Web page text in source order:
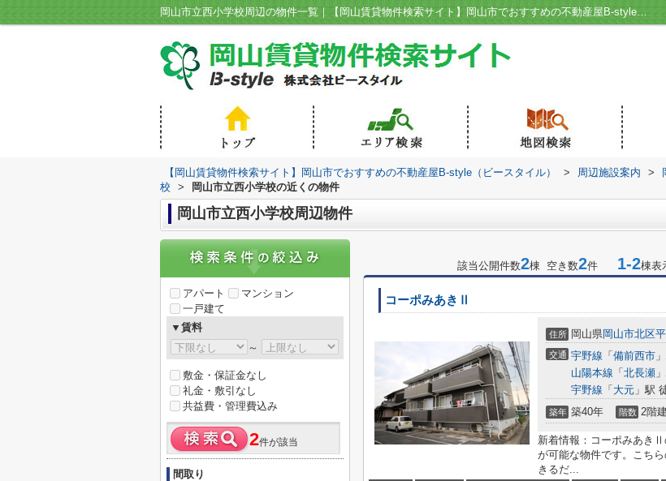
岡山市立西小学校周辺の物件一覧｜【岡山賃貸物件検索サイト】岡山市でおすすめの不動産屋B-style（ビースタイル）
【岡山賃貸物件検索サイト】岡山市でおすすめの不動産屋B-style（ビースタイル） > 周辺施設案内 >
校
> 岡山市立西小学校の近くの物件
岡山市立西小学校周辺物件
該当公開件数2棟 空き数2件 1-2棟表
コーポみあきⅡ
住所 岡山県岡山市北区
交通 宇野線 「 備前西市
山陽本線 「 北長瀬
宇野線 「 大元 」駅
築年 築40年 階数 2階建
新着情報：コーポみあき
が可能な物件です。こち
きるだ...
アパート
マンション
一戸建て
▼賃料
～
敷金・保証金なし
礼金・敷引なし
共益費・管理費込み
2件が該当
間取り